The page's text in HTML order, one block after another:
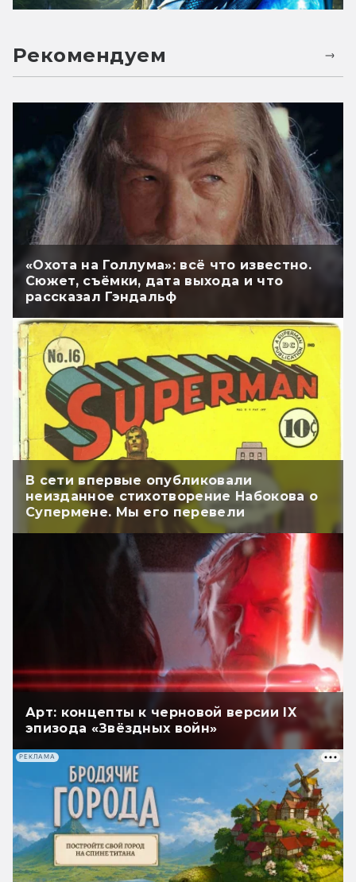
Рекомендуем
«Охота на Голлума»: всё что известно.
Сюжет, съёмки, дата выхода и что
рассказал Гэндальф
В сети впервые опубликовали
неизданное стихотворение Набокова о
Супермене. Мы его перевели
Арт: концепты к черновой версии IX
эпизода «Звёздных войн»
РЕКЛАМА